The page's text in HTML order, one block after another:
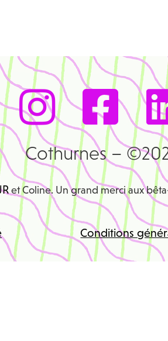
Cothurnes –
et Coline. Un grand merci aux
Conditions